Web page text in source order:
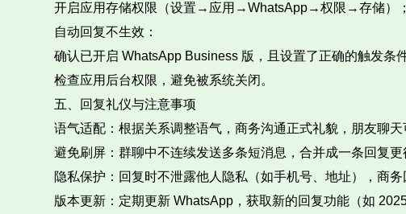
开启应用存储权限（设置→应用→WhatsApp→权限→存储）；​
自动回复不生效：​
确认已开启 WhatsApp Business 版，且设置了正确的触发条
检查应用后台权限，避免被系统关闭。​
五、回复礼仪与注意事项​
语气适配：根据关系调整语气，商务沟通正式礼貌，朋友聊天
避免刷屏：群聊中不连续发送多条短消息，合并成一条回复更
隐私保护：回复时不泄露他人隐私（如手机号、地址），商
版本更新：定期更新 WhatsApp，获取新的回复功能（如